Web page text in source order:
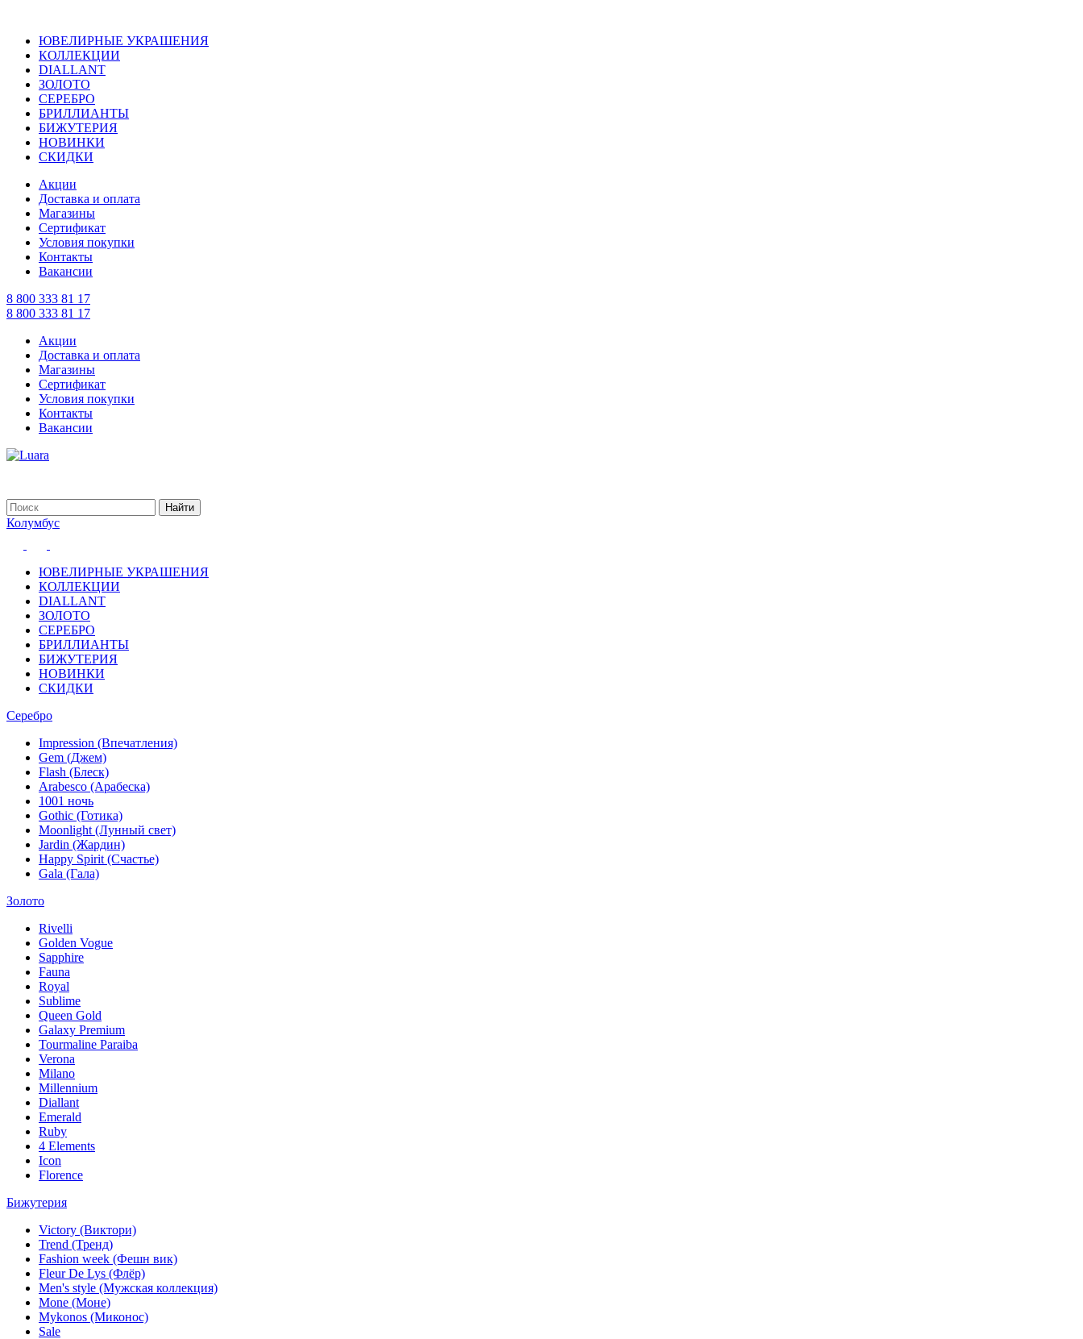
ЮВЕЛИРНЫЕ УКРАШЕНИЯ
КОЛЛЕКЦИИ
DIALLANT
ЗОЛОТО
СЕРЕБРО
БРИЛЛИАНТЫ
БИЖУТЕРИЯ
НОВИНКИ
СКИДКИ
Акции
Доставка и оплата
Магазины
Сертификат
Условия покупки
Контакты
Вакансии
8 800 333 81 17
8 800 333 81 17
Акции
Доставка и оплата
Магазины
Сертификат
Условия покупки
Контакты
Вакансии
Колумбус
ЮВЕЛИРНЫЕ УКРАШЕНИЯ
КОЛЛЕКЦИИ
DIALLANT
ЗОЛОТО
СЕРЕБРО
БРИЛЛИАНТЫ
БИЖУТЕРИЯ
НОВИНКИ
СКИДКИ
Серебро
Impression (Впечатления)
Gem (Джем)
Flash (Блеск)
Arabesco (Арабеска)
1001 ночь
Gothic (Готика)
Moonlight (Лунный свет)
Jardin (Жардин)
Happy Spirit (Счастье)
Gala (Гала)
Золото
Rivelli
Golden Vogue
Sapphire
Fauna
Royal
Sublime
Queen Gold
Galaxy Premium
Tourmaline Paraiba
Verona
Milano
Millennium
Diallant
Emerald
Ruby
4 Elements
Icon
Florence
Бижутерия
Victory (Виктори)
Trend (Тренд)
Fashion week (Фешн вик)
Fleur De Lys (Флёр)
Men's style (Мужская коллекция)
Mone (Моне)
Mykonos (Миконос)
Sale